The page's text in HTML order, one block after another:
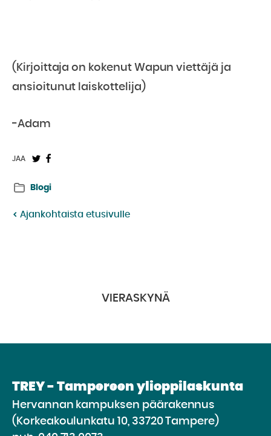
(Kirjoittaja on kokenut Wapun viettäjä ja
ansioitunut laiskottelija)
-Adam
JAA
JaaJaa
Blogi
Ajankohtaista etusivulle
VIERASKYNÄ
TREY - Tampereen ylioppilaskunta
Hervannan kampuksen päärakennus
(Korkeakoulunkatu 10, 33720 Tampere)